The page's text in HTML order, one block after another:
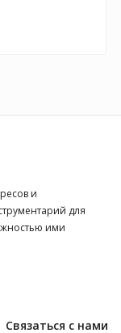
и
для
ими
Связаться с нами